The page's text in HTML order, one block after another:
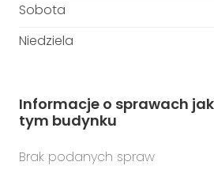
Sobota
Niedziela
Informacje o sprawach
tym budynku
Brak podanych spraw